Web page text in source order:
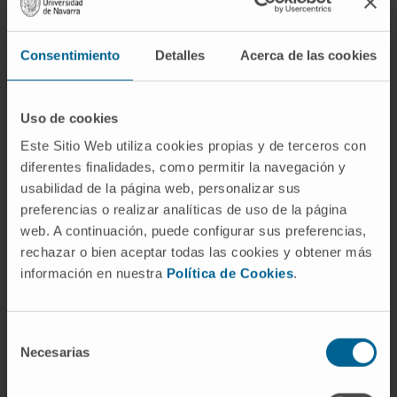
Consentimiento Detalles Acerca de las cookies
Uso de cookies
Este Sitio Web utiliza cookies propias y de terceros con
diferentes finalidades, como permitir la navegación y
usabilidad de la página web, personalizar sus
preferencias o realizar analíticas de uso de la página
web. A continuación, puede configurar sus preferencias,
rechazar o bien aceptar todas las cookies y obtener más
información en nuestra Política de Cookies.
Necesarias
Departamento de Endocrinología y Nutrición
Sede Madrid
Maite Aguas Ayesa
Ver Curriculum